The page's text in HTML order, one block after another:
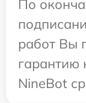
По
работ Вы
гарантию
NineBot